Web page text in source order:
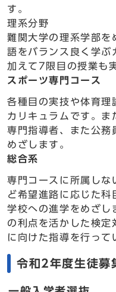
す。
理系分野
難関大学の理系学部を
語をバランス良く学ぶ
加えて7限目の授業も
スポーツ専門コース
各種目の実技や体育理
カリキュラムです。ま
専門指導者、また公務
めざします。
総合系
専門コースに所属しな
ど希望進路に応じた科
学校への進学をめざし
の利点を活かした検定
に向けた指導を行って
令和2年度生徒募